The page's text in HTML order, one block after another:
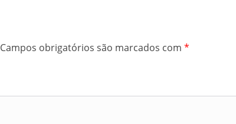
Campos obrigatórios são marcados com *